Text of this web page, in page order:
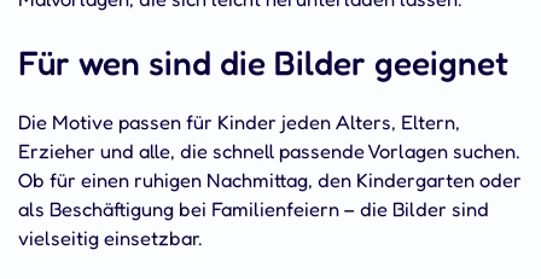
Für wen sind die Bilder geeignet
Die Motive passen für Kinder jeden Alters, Eltern,
Erzieher und alle, die schnell passende Vorlagen suchen.
Ob für einen ruhigen Nachmittag, den Kindergarten oder
als Beschäftigung bei Familienfeiern – die Bilder sind
vielseitig einsetzbar.